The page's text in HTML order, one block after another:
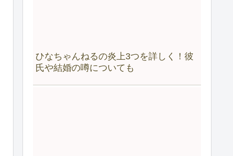
ひなちゃんねるの炎上3つを詳しく！彼
氏や結婚の噂についても